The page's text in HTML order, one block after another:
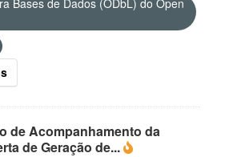
Bases de Dados (ODbL) do Open
de Acompanhamento da
de Geração de...